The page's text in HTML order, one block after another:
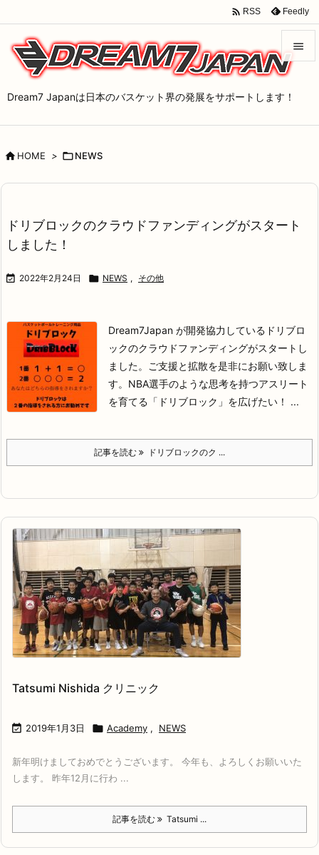
Dream7 Japanは日本のバスケット界の発展をサポートします！


サイド


 RSS Feedly
HOME > NEWS
ドリブロックのクラウドファンディングがスタート
しました！
 2022年2月24日  NEWS , その他
Dream7Japan が開発協力しているドリブロ
ックのクラウドファンディングがスタートし
ました。
ご支援と拡散を是非にお願い致しま
す。 NBA選手のような思考を持つアスリート
を育てる「ドリブロック」を広げたい！ ...
記事を読む ドリブロックのク ...
Tatsumi Nishida クリニック
 2019年1月3日  Academy , NEWS
新年明けましておめでとうございます。 今年も、よろしくお願いいた
します。 昨年12月に行わ ...
記事を読む Tatsumi ...